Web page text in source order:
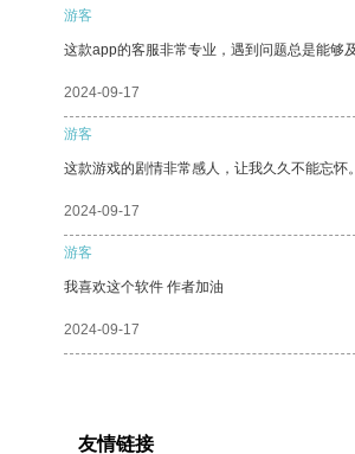
游客
这款app的客服非常专业，遇到问题总是能够
2024-09-17
游客
这款游戏的剧情非常感人，让我久久不能忘怀。
2024-09-17
游客
我喜欢这个软件 作者加油
2024-09-17
友情链接